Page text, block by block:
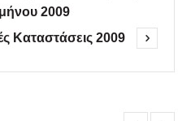
2009
Καταστάσεις 2009